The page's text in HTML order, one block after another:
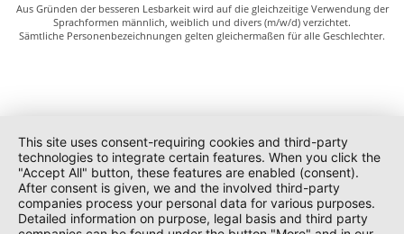
Aus Gründen der besseren Lesbarkeit wird auf die gleichzeitige Verwendung der
Sprachformen männlich, weiblich und divers (m/w/d) verzichtet.
Sämtliche Personenbezeichnungen gelten gleichermaßen für alle Geschlechter.
This site uses consent-requiring cookies and third-party
technologies to integrate certain features. When you click the
"Accept All" button, these features are enabled (consent).
After consent is given, we and the involved third-party
companies process your personal data for various purposes.
Detailed information on purpose, legal basis and third party